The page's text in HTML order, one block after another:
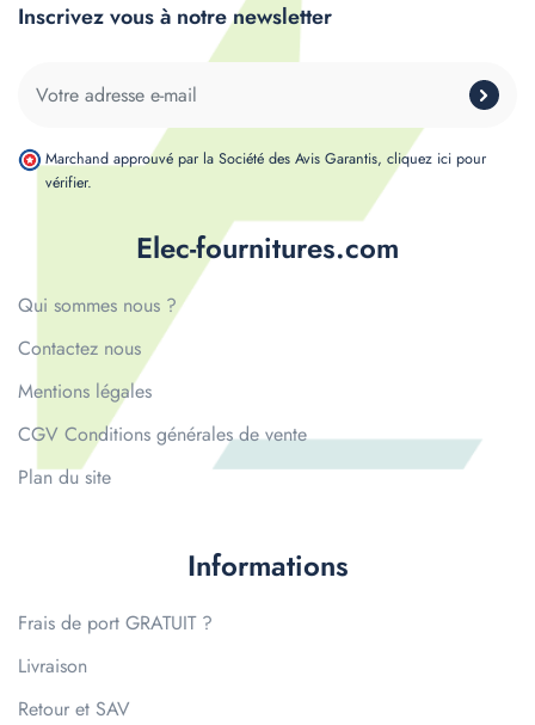
Elec-fournitures.com
Qui sommes nous ?
Contactez nous
Mentions légales
CGV Conditions générales de vente
Plan du site
Informations
Frais de port GRATUIT ?
Livraison
Retour et SAV
Inscrivez vous à notre newsletter
Marchand approuvé par la Société des Avis Garantis, cliquez ici pour
vérifier.